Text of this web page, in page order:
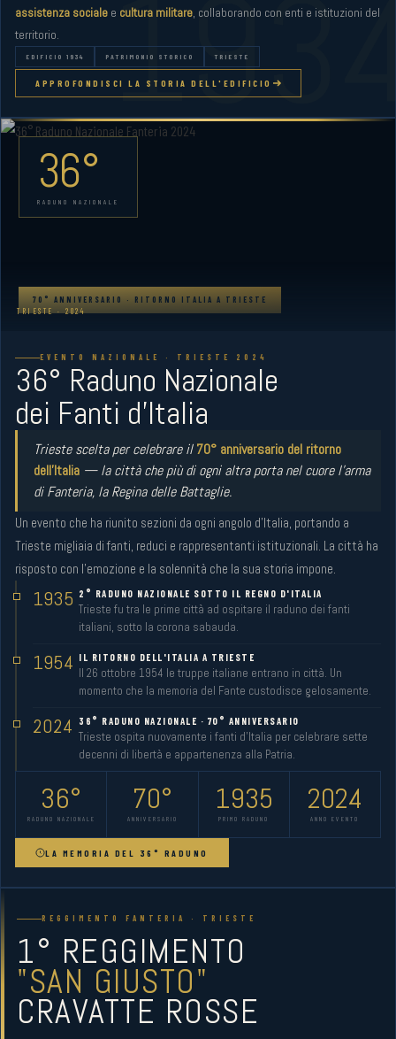
assistenza sociale e cultura militare, collaborando con enti e istituzioni del
territorio.
EDIFICIO 1934 PATRIMONIO STORICO TRIESTE
APPROFONDISCI LA STORIA DELL'EDIFICIO
36°
RADUNO NAZIONALE
70° ANNIVERSARIO · RITORNO ITALIA A TRIESTE
TRIESTE · 2024
EVENTO NAZIONALE · TRIESTE 2024
36° Raduno Nazionale
dei Fanti d'Italia
Trieste scelta per celebrare il70° anniversario del ritorno
dell'Italia — la città che più di ogni altra porta nel cuore l'arma
di Fanteria, la Regina delle Battaglie.
Un evento che ha riunito sezioni da ogni angolo d'Italia, portando a
Trieste migliaia di fanti, reduci e rappresentanti istituzionali. La città ha
risposto con l'emozione e la solennità che la sua storia impone.
1935 2° RADUNO NAZIONALE SOTTO IL REGNO D'ITALIA
Trieste fu tra le prime città ad ospitare il raduno dei fanti
italiani, sotto la corona sabauda.
1954 IL RITORNO DELL'ITALIA A TRIESTE
Il 26 ottobre 1954 le truppe italiane entrano in città. Un
momento che la memoria del Fante custodisce gelosamente.
2024 36° RADUNO NAZIONALE · 70° ANNIVERSARIO
Trieste ospita nuovamente i fanti d'Italia per celebrare sette
decenni di libertà e appartenenza alla Patria.
36°
RADUNO NAZIONALE
70°
ANNIVERSARIO
1935
PRIMO RADUNO
2024
ANNO EVENTO
LA MEMORIA DEL 36° RADUNO
REGGIMENTO FANTERIA · TRIESTE
1° REGGIMENTO
"SAN GIUSTO"
CRAVATTE ROSSE